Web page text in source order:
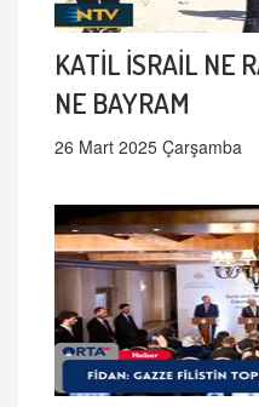
KATİL İSRAİL NE
NE BAYRAM
26 Mart 2025 Çarşamba